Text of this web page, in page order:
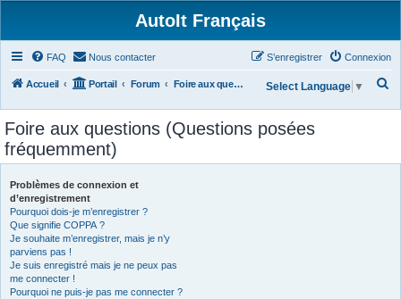
AutoIt Français
FAQ Nous contacter Connexion
S’enregistrer
Accueil Portail Forum Foire aux questions (Questions posées fréquemment) Select Language ▼
Foire aux questions (Questions posées
fréquemment)
Problèmes de connexion et
d’enregistrement
Pourquoi dois-je m’enregistrer ?
Que signifie COPPA ?
Je souhaite m’enregistrer, mais je n’y
parviens pas !
Je suis enregistré mais je ne peux pas
me connecter !
Pourquoi ne puis-je pas me connecter ?